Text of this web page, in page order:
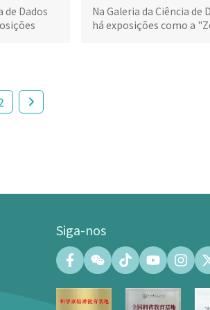
de Dados
Na Galeria da Ciência de
há exposições como a
Centro de Convenções
Salão de Convenções
máxima de 500 pessoas)
Siga-nos